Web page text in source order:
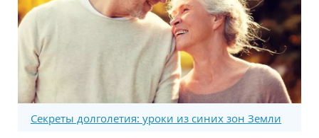
Секреты долголетия: уроки из синих зон Земли